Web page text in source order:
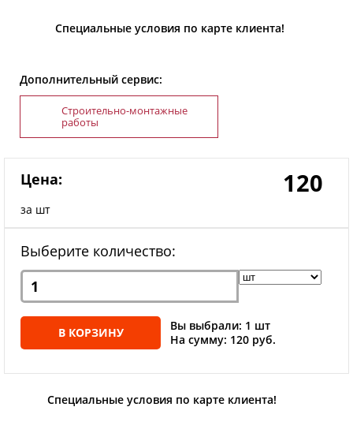
Специальные условия по карте клиента!
Дополнительный сервис:
Строительно-монтажные
работы
Цена:
за шт
120
Выберите количество:
В КОРЗИНУ
Вы выбрали: 1 шт
На сумму: 120 руб.
Специальные условия по карте клиента!